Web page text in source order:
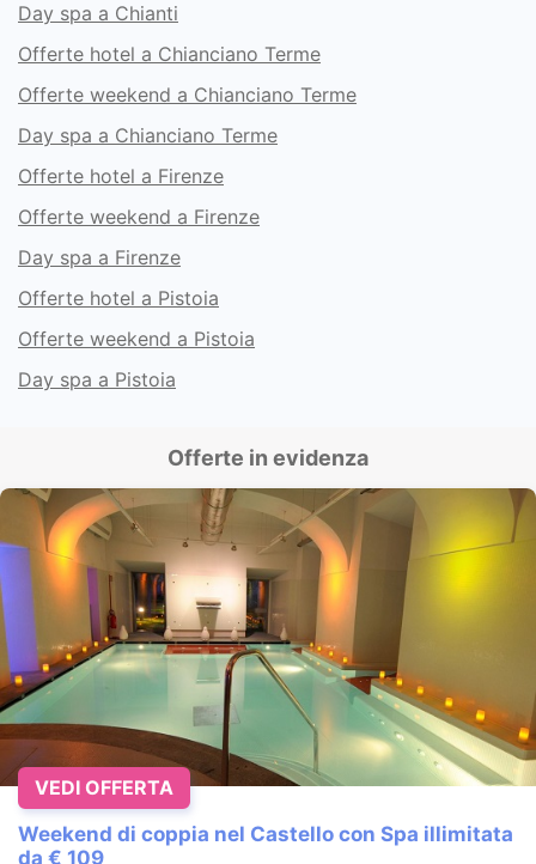
Day spa a Chianti
Offerte hotel a Chianciano Terme
Offerte weekend a Chianciano Terme
Day spa a Chianciano Terme
Offerte hotel a Firenze
Offerte weekend a Firenze
Day spa a Firenze
Offerte hotel a Pistoia
Offerte weekend a Pistoia
Day spa a Pistoia
Offerte in evidenza
Weekend di coppia nel Castello con Spa illimitata
da € 109
VEDI OFFERTA